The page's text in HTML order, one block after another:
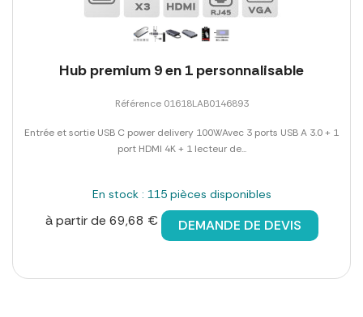
Hub premium 9 en 1 personnalisable
Référence 01618LAB0146893
Entrée et sortie USB C power delivery 100WAvec 3 ports USB A 3.0 + 1
port HDMI 4K + 1 lecteur de...
En stock : 115 pièces disponibles
à partir de 69,68 € DEMANDE DE DEVIS